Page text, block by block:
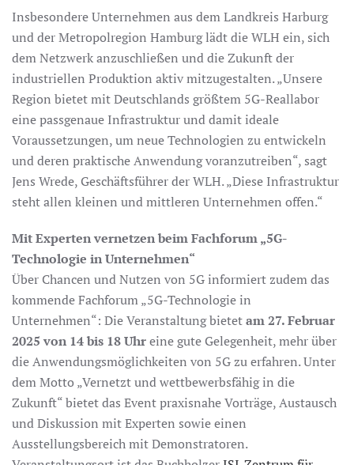
Insbesondere Unternehmen aus dem Landkreis Harburg
und der Metropolregion Hamburg lädt die WLH ein, sich
dem Netzwerk anzuschließen und die Zukunft der
industriellen Produktion aktiv mitzugestalten. „Unsere
Region bietet mit Deutschlands größtem 5G-Reallabor
eine passgenaue Infrastruktur und damit ideale
Voraussetzungen, um neue Technologien zu entwickeln
und deren praktische Anwendung voranzutreiben“, sagt
Jens Wrede, Geschäftsführer der WLH. „Diese Infrastruktur
steht allen kleinen und mittleren Unternehmen offen.“
Mit Experten vernetzen beim Fachforum „5G-
Technologie in Unternehmen“
Über Chancen und Nutzen von 5G informiert zudem das
kommende Fachforum „5G-Technologie in
Unternehmen“: Die Veranstaltung bietetam 27. Februar
2025 von 14 bis 18 Uhreine gute Gelegenheit, mehr über
die Anwendungsmöglichkeiten von 5G zu erfahren. Unter
dem Motto „Vernetzt und wettbewerbsfähig in die
Zukunft“ bietet das Event praxisnahe Vorträge, Austausch
und Diskussion mit Experten sowie einen
Ausstellungsbereich mit Demonstratoren.